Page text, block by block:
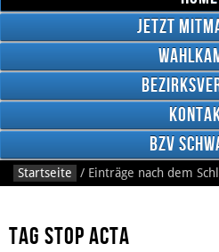
Jetzt
BzV
Startseite / Einträge nach dem
Tag Stop ACTA